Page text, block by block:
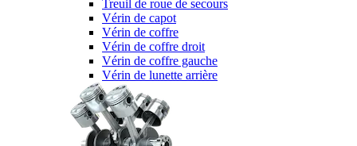
Treuil de roue de secours
Vérin de capot
Vérin de coffre
Vérin de coffre droit
Vérin de coffre gauche
Vérin de lunette arrière